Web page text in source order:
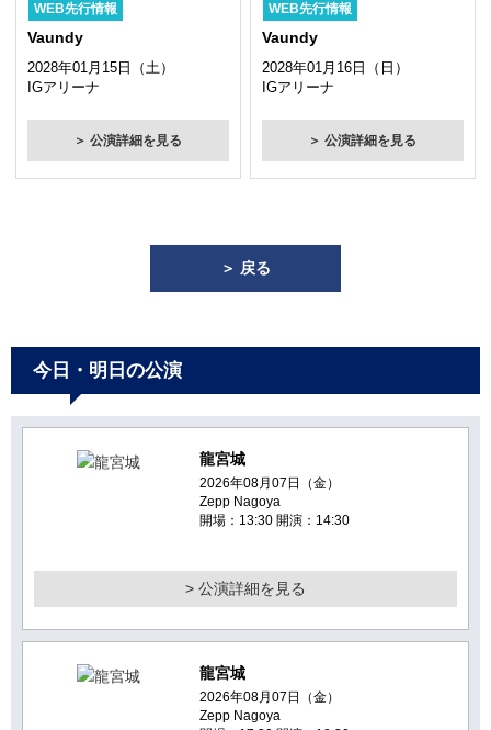
WEB先行情報
Vaundy
2028年01月15日（土）
IGアリーナ
＞ 公演詳細を見る
WEB先行情報
Vaundy
2028年01月16日（日）
IGアリーナ
＞ 公演詳細を見る
＞ 戻る
今日・明日の公演
龍宮城
2026年08月07日（金）
Zepp Nagoya
開場：13:30 開演：14:30
> 公演詳細を見る
龍宮城
2026年08月07日（金）
Zepp Nagoya